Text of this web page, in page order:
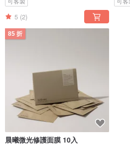
5 (2)
85 折
晨曦微光修護面膜 10入